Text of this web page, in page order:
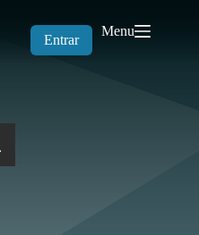
Entrar
Menu